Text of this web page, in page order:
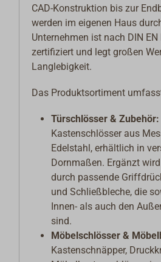
CAD-Konstruktion bis zur
werden im eigenen Haus
Unternehmen ist nach DIN EN
zertifiziert und legt großen
Langlebigkeit.
Das Produktsortiment
Türschlösser & Zubehör:
Kastenschlösser aus
Edelstahl, erhältlich in
Dornmaßen. Ergänzt
durch passende
und Schließbleche, die
Innen- als auch den
sind.
Möbelschlösser &
Kastenschnäpper,